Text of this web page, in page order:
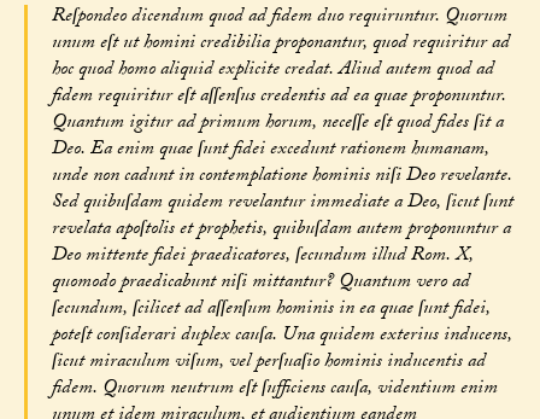
Reſpondeo dicendum quod ad fidem duo requiruntur. Quorum
unum eſt ut homini credibilia proponantur, quod requiritur ad
hoc quod homo aliquid explicite credat. Aliud autem quod ad
fidem requiritur eſt aſſenſus credentis ad ea quae proponuntur.
Quantum igitur ad primum horum, neceſſe eſt quod fides ſit a
Deo. Ea enim quae ſunt fidei excedunt rationem humanam,
unde non cadunt in contemplatione hominis niſi Deo revelante.
Sed quibuſdam quidem revelantur immediate a Deo, ſicut ſunt
revelata apoſtolis et prophetis, quibuſdam autem proponuntur a
Deo mittente fidei praedicatores, ſecundum illud Rom. X,
quomodo praedicabunt niſi mittantur? Quantum vero ad
ſecundum, ſcilicet ad aſſenſum hominis in ea quae ſunt fidei,
poteſt conſiderari duplex cauſa. Una quidem exterius inducens,
ſicut miraculum viſum, vel perſuaſio hominis inducentis ad
fidem. Quorum neutrum eſt ſufficiens cauſa, videntium enim